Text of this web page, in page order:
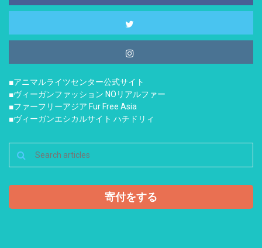
■アニマルライツセンター公式サイト
■ヴィーガンファッション NOリアルファー
■ファーフリーアジア Fur Free Asia
■ヴィーガンエシカルサイト ハチドリィ
寄付をする